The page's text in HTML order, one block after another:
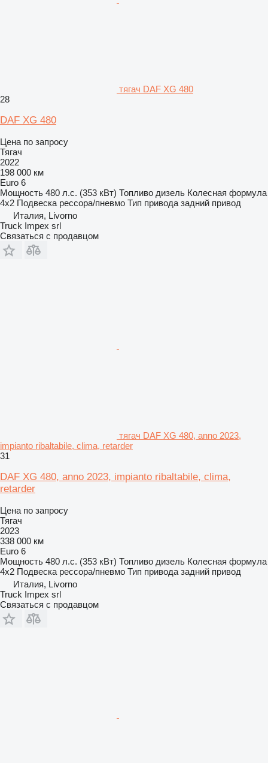
тягач DAF XG 480
28
DAF XG 480
Цена по запросу
Тягач
2022
198 000 км
Euro 6
Мощность 480 л.с. (353 кВт) Топливо дизель Колесная формула
4x2 Подвеска рессора/пневмо Тип привода задний привод
Италия, Livorno
Truck Impex srl
Связаться с продавцом
тягач DAF XG 480, anno 2023,
impianto ribaltabile, clima, retarder
31
DAF XG 480, anno 2023, impianto ribaltabile, clima,
retarder
Цена по запросу
Тягач
2023
338 000 км
Euro 6
Мощность 480 л.с. (353 кВт) Топливо дизель Колесная формула
4x2 Подвеска рессора/пневмо Тип привода задний привод
Италия, Livorno
Truck Impex srl
Связаться с продавцом